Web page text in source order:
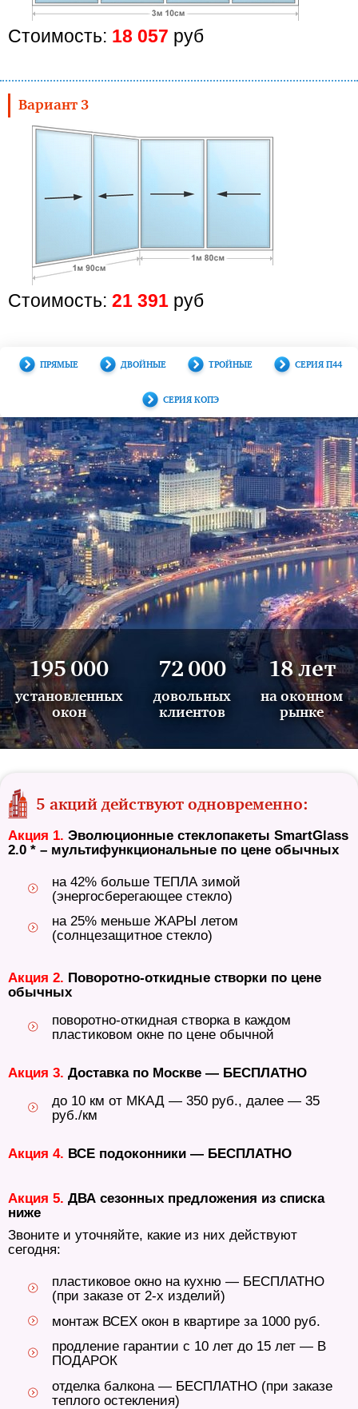
Стоимость: 18 057 руб
Вариант 3
Стоимость: 21 391 руб
ПРЯМЫЕ ДВОЙНЫЕ ТРОЙНЫЕ СЕРИЯ П44
СЕРИЯ КОПЭ
195 000
установленных
окон
72 000
довольных
клиентов
18 лет
на оконном
рынке
5 акций действуют одновременно:
Акция 1. Эволюционные стеклопакеты SmartGlass
2.0 * – мультифункциональные по цене обычных
на 42% больше ТЕПЛА зимой
(энергосберегающее стекло)
на 25% меньше ЖАРЫ летом
(солнцезащитное стекло)
Акция 2. Поворотно-откидные створки по цене
обычных
поворотно-откидная створка в каждом
пластиковом окне по цене обычной
Акция 3. Доставка по Москве — БЕСПЛАТНО
до 10 км от МКАД — 350 руб., далее — 35
руб./км
Акция 4. ВСЕ подоконники — БЕСПЛАТНО
Акция 5. ДВА сезонных предложения из списка
ниже
Звоните и уточняйте, какие из них действуют
сегодня:
пластиковое окно на кухню — БЕСПЛАТНО
(при заказе от 2-х изделий)
монтаж ВСЕХ окон в квартире за 1000 руб.
продление гарантии с 10 лет до 15 лет — В
ПОДАРОК
отделка балкона — БЕСПЛАТНО (при заказе
теплого остекления)